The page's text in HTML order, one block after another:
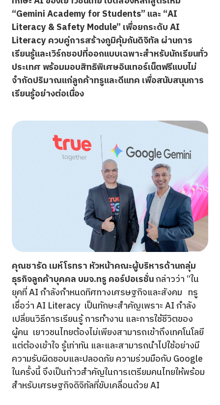
“Gemini Academy for Students” และ “AI
Literacy & Safety Module” เพื่อยกระดับAI
Literacy ควบคู่การสร้างภูมิคุ้มกันดิจิทัล ผ่านการ
เรียนรู้และเวิร์กชอปที่ออกแบบเฉพาะสำหรับนักเรียนทั่ว
ประเทศ พร้อมมอบสิทธิพิเศษอินเทอร์เน็ตฟรีแบบไม่
จำกัดปริมาณแก่ลูกค้าทรูและดีแทค เพื่อสนับสนุนการ
เรียนรู้อย่างต่อเนื่อง
คุณชารัด เมห์โรทรา หัวหน้าคณะผู้บริหารด้านกลุ่ม
ธุรกิจลูกค้าบุคคล บมจ.ทรู คอร์ปอเรชั่นกล่าวว่า “ใน
ยุคที่ AI กำลังกำหนดทิศทางเศรษฐกิจและสังคม ทรู
เชื่อว่า AI Literacy เป็นทักษะสำคัญเพราะ AI กำลัง
เปลี่ยนวิธีการเรียนรู้ การทำงาน และการใช้ชีวิตของ
ผู้คน เยาวชนไทยต้องไม่เพียงสามารถเข้าถึงเทคโนโลยี
แต่ต้องเข้าใจ รู้เท่าทัน และและสามารถนำไปใช้อย่างมี
ความรับผิดชอบและปลอดภัย ความร่วมมือกับ Google
ในครั้งนี้ จึงเป็นก้าวสำคัญในการเตรียมคนไทยให้พร้อม
สำหรับเศรษฐกิจดิจิทัลที่ขับเคลื่อนด้วย AI